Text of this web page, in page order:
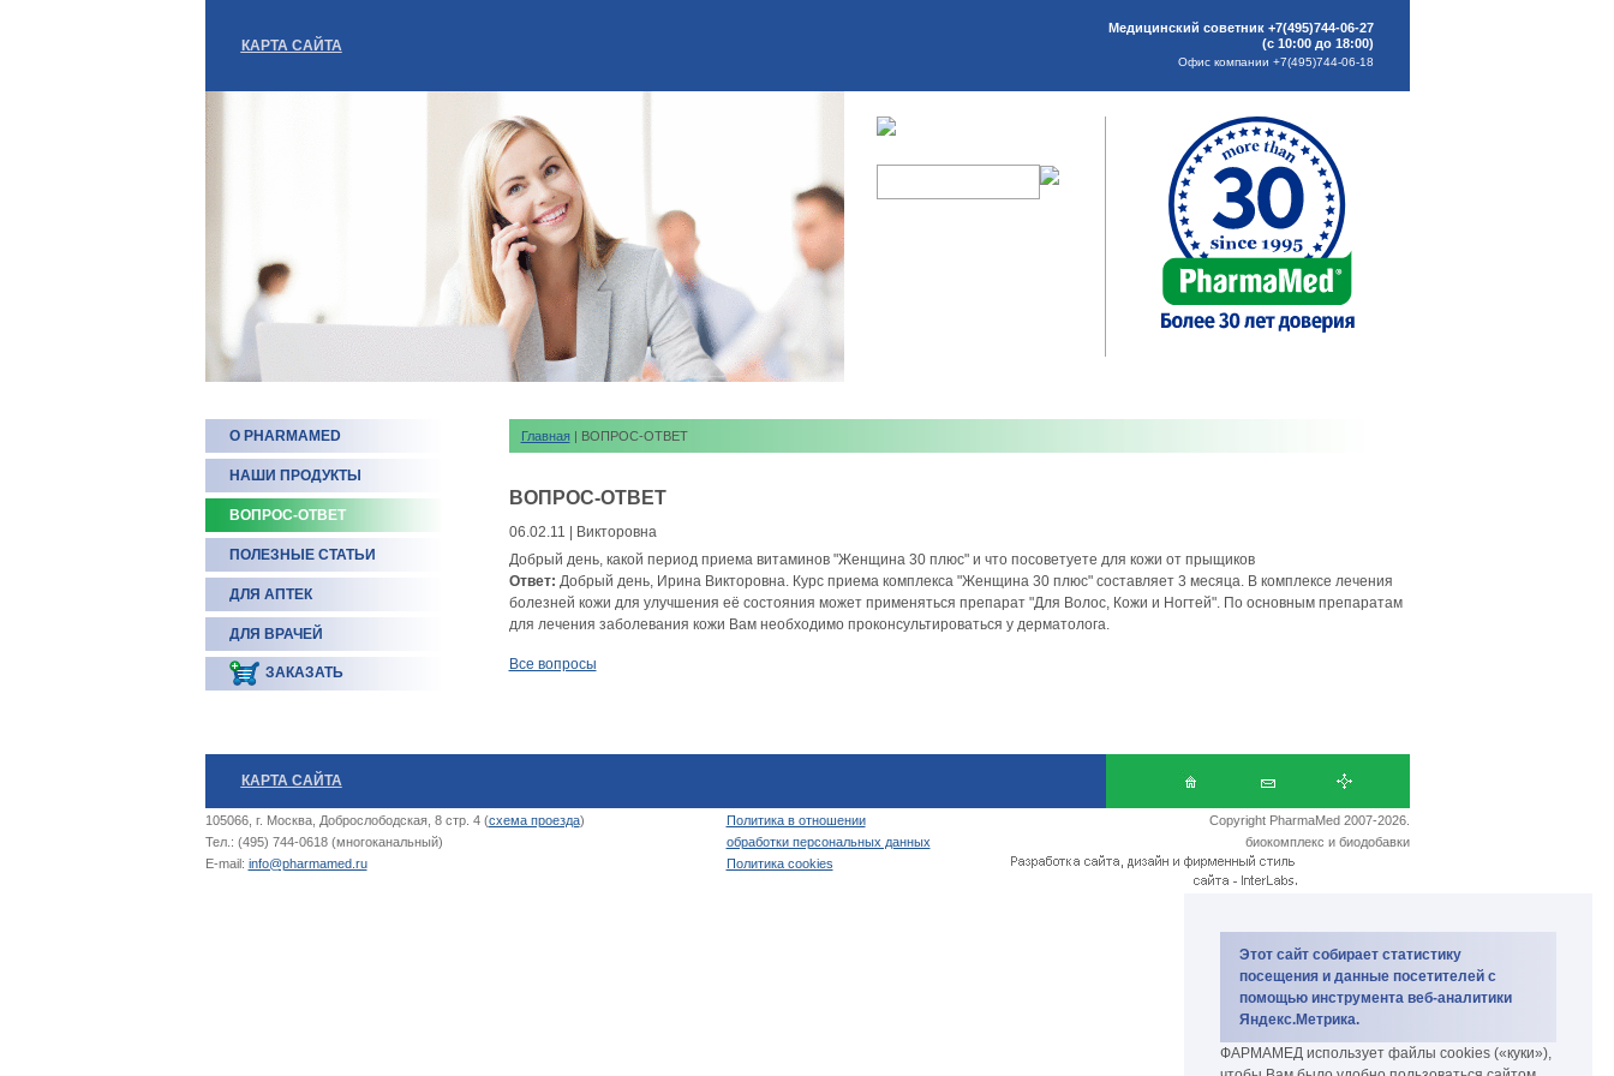
Этот сайт собирает статистику
посещения и данные посетителей с
помощью инструмента веб-аналитики
Яндекс.Метрика.
ФАРМАМЕД использует файлы cookies («куки»),
КАРТА САЙТА
Медицинский советник +7(495)744-06-27
(с 10:00 до 18:00)
Офис компании +7(495)744-06-18
О PHARMAMED
НАШИ ПРОДУКТЫ
ВОПРОС-ОТВЕТ
ПОЛЕЗНЫЕ СТАТЬИ
ДЛЯ АПТЕК
ДЛЯ ВРАЧЕЙ
ЗАКАЗАТЬ
Главная | ВОПРОС-ОТВЕТ
ВОПРОС-ОТВЕТ
06.02.11 | Викторовна
Добрый день, какой период приема витаминов "Женщина 30 плюс" и что посоветуете для кожи от прыщиков
Ответ: Добрый день, Ирина Викторовна. Курс приема комплекса "Женщина 30 плюс" составляет 3 месяца. В комплексе лечения
болезней кожи для улучшения её состояния может применяться препарат "Для Волос, Кожи и Ногтей". По основным препаратам
для лечения заболевания кожи Вам необходимо проконсультироваться у дерматолога.
Все вопросы
КАРТА САЙТА
105066, г. Москва, Доброслободская, 8 стр. 4 (схема проезда)
Тел.: (495) 744-0618 (многоканальный)
E-mail: info@pharmamed.ru
Политика в отношении
обработки персональных данных
Политика cookies
Copyright PharmaMed 2007-2026.
биокомплекс и биодобавки